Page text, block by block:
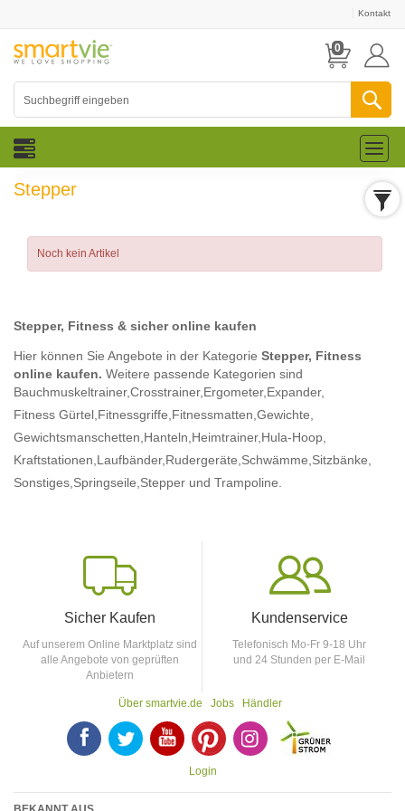
Kontakt
0
Stepper
Noch kein Artikel
Stepper, Fitness & sicher online kaufen
Hier können Sie Angebote in der Kategorie Stepper, Fitness
online kaufen. Weitere passende Kategorien sind
Bauchmuskeltrainer,Crosstrainer, Ergometer, Expander,
Fitness Gürtel, Fitnessgriffe, Fitnessmatten, Gewichte,
Gewichtsmanschetten, Hanteln, Heimtrainer, Hula-Hoop,
Kraftstationen, Laufbänder, Rudergeräte, Schwämme, Sitzbänke,
Sonstiges, Springseile, Stepper und Trampoline.
Sicher Kaufen
Auf unserem Online Marktplatz sind
alle Angebote von geprüften
Anbietern
Kundenservice
Telefonisch Mo-Fr 9-18 Uhr
und 24 Stunden per E-Mail
Über smartvie.de Jobs Händler
F T Y p
Login